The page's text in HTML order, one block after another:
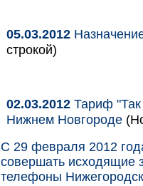
05.03.2012
строкой)
02.03.2012 Тариф "Так
Нижнем Новгороде
С 29 февраля 2012
совершать исходящие
телефоны